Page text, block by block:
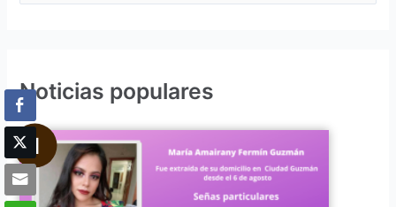
a
r
p
o
Noticias populares